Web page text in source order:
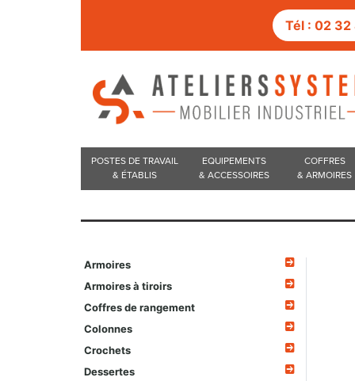
Tél : 02
POSTES DE TRAVAIL
& ÉTABLIS
EQUIPEMENTS
& ACCESSOIRES
COFFRES
& ARMOIRES
Armoires
Armoires à tiroirs
Coffres de rangement
Colonnes
Crochets
Dessertes